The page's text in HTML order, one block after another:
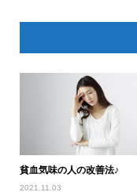
貧血気味の人の改善法♪
2021.11.03